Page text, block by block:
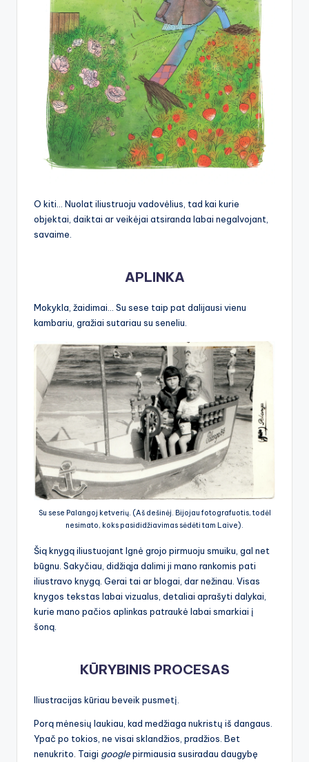
O kiti… Nuolat iliustruoju vadovėlius, tad kai kurie
objektai, daiktai ar veikėjai atsiranda labai negalvojant,
savaime.
APLINKA
Mokykla, žaidimai… Su sese taip pat dalijausi vienu
kambariu, gražiai sutariau su seneliu.
Su sese Palangoj ketverių. (Aš dešinėj. Bijojau fotografuotis, todėl
nesimato, koks pasididžiavimas sėdėti tam Laive).
Šią knygą iliustuojant Ignė grojo pirmuoju smuiku, gal net
būgnu. Sakyčiau, didžiąja dalimi ji mano rankomis pati
iliustravo knygą. Gerai tai ar blogai, dar nežinau. Visas
knygos tekstas labai vizualus, detaliai aprašyti dalykai,
kurie mano pačios aplinkas patraukė labai smarkiai į
šoną.
KŪRYBINIS PROCESAS
Iliustracijas kūriau beveik pusmetį.
Porą mėnesių laukiau, kad medžiaga nukristų iš dangaus.
Ypač po tokios, ne visai sklandžios, pradžios. Bet
nenukrito. Taigi googlepirmiausia susiradau daugybę